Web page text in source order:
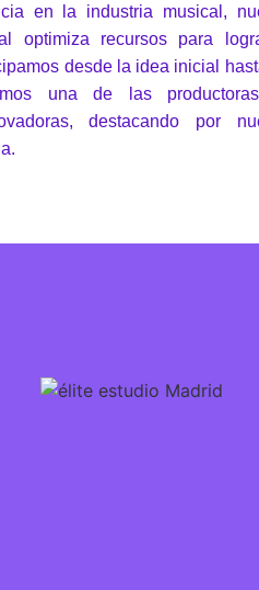
en la industria musical,
optimiza recursos para
desde la idea inicial
una de las
destacando por